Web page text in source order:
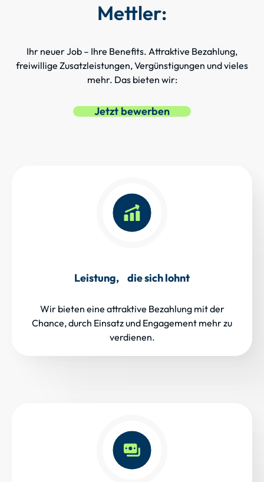
Mettler:
Ihr neuer Job – Ihre Benefits. Attraktive Bezahlung,
freiwillige Zusatzleistungen, Vergünstigungen und vieles
mehr. Das bieten wir:
Jetzt bewerben
Leistung, die sich lohnt
Wir bieten eine attraktive Bezahlung mit der
Chance, durch Einsatz und Engagement mehr zu
verdienen.